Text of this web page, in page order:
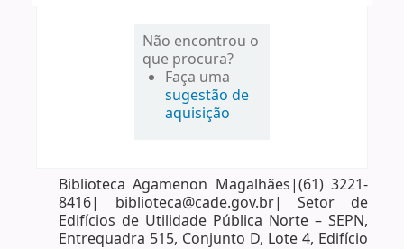
Não encontrou o
que procura?
Faça uma
sugestão de
aquisição
Biblioteca Agamenon Magalhães|(61) 3221-
8416| biblioteca@cade.gov.br| Setor de
Edifícios de Utilidade Pública Norte – SEPN,
Entrequadra 515, Conjunto D, Lote 4, Edifício